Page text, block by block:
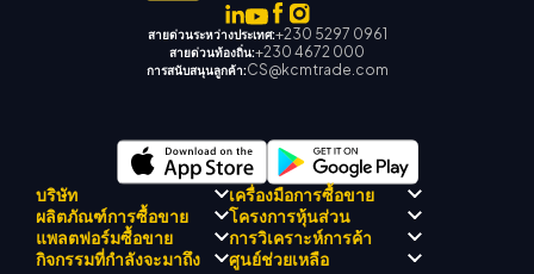
สายด่วนระหว่างประเทศ:+230 5297 0961
สายด่วนท้องถิ่น:+230 4672 000
การสนับสนุนลูกค้า:CS@kcmtrade.com
บริษัท
การปฏิบัติตามกฎระเบียบ
เกี่ยวกับ KCM เทรด
ทีมดริฟท์เทรด เคซีเอ็ม
เครื่องมือการซื้อขาย
KCM เทรด AI ที่ปรึกษา
ศูนย์สัญญาณเทรด เคซีเอ็ม
ผลิตภัณฑ์การซื้อขาย
Forex
โครงการหุ้นส่วน
แนะนำโปรแกรมโบรกเกอร์
แพลตฟอร์มซื้อขาย การวิเคราะห์การค้า
กิจกรรมที่กำลังจะมาถึง ศูนย์ช่วยเหลือ